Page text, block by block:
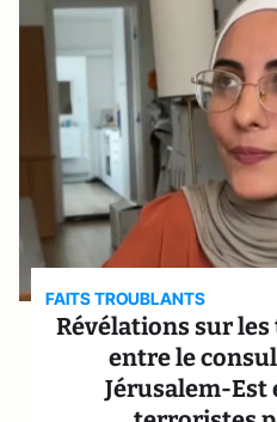
FAITS TROUBLANTS
Révélations sur
entre le
Jérusalem-Est